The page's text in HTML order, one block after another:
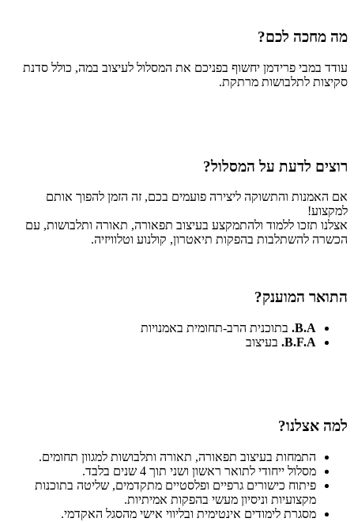
מה מחכה לכם?
עודד במבי פרידמן יחשוף בפניכם את המסלול לעיצוב במה, כולל סדנת
סקיצות לתלבושות מרתקת.
רוצים לדעת על המסלול?
אם האמנות והתשוקה ליצירה פועמים בכם, זה הזמן להפוך אותם
למקצוע!
אצלנו תזכו ללמוד ולהתמקצע בעיצוב תפאורה, תאורה ותלבושות, עם
הכשרה להשתלבות בהפקות תיאטרון, קולנוע וטלוויזיה.
התואר המוענק?
B.A. בתוכנית הרב-תחומית באמנויות
B.F.A. בעיצוב
למה אצלנו?
התמחות בעיצוב תפאורה, תאורה ותלבושות למגוון תחומים.
מסלול ייחודי לתואר ראשון ושני תוך 4 שנים בלבד.
פיתוח כישורים גרפיים ופלסטיים מתקדמים, שליטה בתוכנות
מקצועיות וניסיון מעשי בהפקות אמיתיות.
מסגרת לימודים אינטימית ובליווי אישי מהסגל האקדמי.